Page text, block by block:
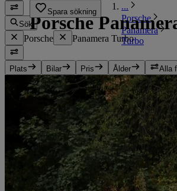
Sök
Porsche Panamera Turbo
Plats Bilar Pris Ålder Alla
...
Porsche
Panamera
Turbo
Porsche
Spara sökning